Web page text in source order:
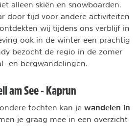
alleen skiën en snowboarden.
door tijd voor andere activiteiten
wij tijdens ons verblijf in
ook in de winter een prachtig
bezocht de regio in de zomer
en bergwandelingen.
am See - Kaprun
tochten kan je wandelen in
je graag mee in een overzicht